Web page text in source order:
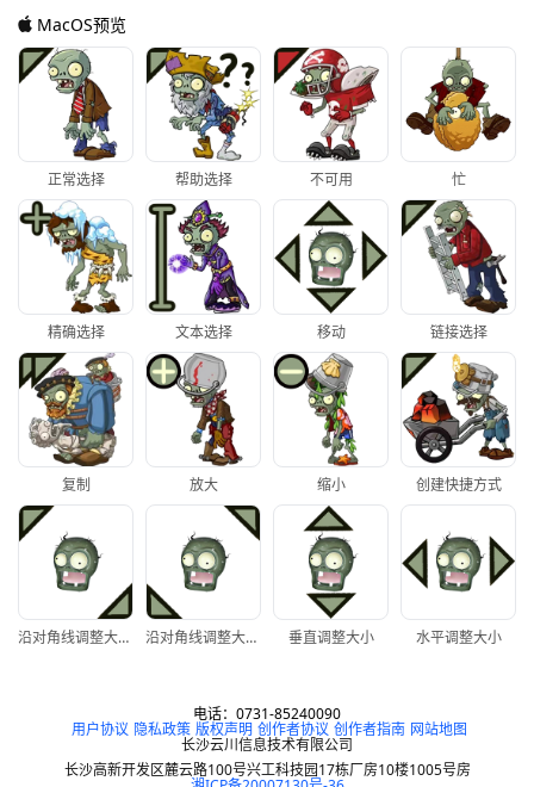
MacOS预览
正常选择 帮助选择 不可用 忙
精确选择 文本选择 移动 链接选择
复制 放大 缩小 创建快捷方式
沿对角线调整大小1 沿对角线调整大小2 垂直调整大小 水平调整大小
电话：0731-85240090
用户协议 隐私政策 版权声明 创作者协议 创作者指南 网站地图
长沙云川信息技术有限公司
长沙高新开发区麓云路100号兴工科技园17栋厂房10楼1005号房